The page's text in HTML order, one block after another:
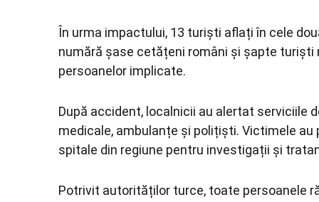
În urma impactului, 13 turiști aflați în cele
numără șase cetățeni români și șapte
persoanelor implicate.
După accident, localnicii au alertat serviciile
medicale, ambulanțe și polițiști. Victimele
spitale din regiune pentru investigații și
Potrivit autorităților turce, toate persoanele